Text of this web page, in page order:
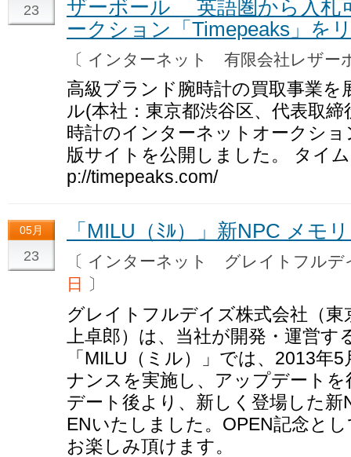
23
ザーボール 英語圏から入札
ークション「Timepeaks」を
〔 インターネット 有限会社レザ
高級ブランド腕時計の買取事業
ル(本社：東京都渋谷区、代表取
時計のインターネットオークシ
版サイトを公開しました。 タイ
p://timepeaks.com/
05月
23
「MILU（ﾐﾙ）」新NPC メモ
〔 インターネット グレイトフル
日
〕
グレイトフルデイズ株式会社（東
上卓郎）は、当社が開発・運営
「MILU（ミル）」では、2013年
ナンスを実施し、アップデート
デート後より、新しく登場した
ENいたしました。OPEN記念と
お楽しみ頂けます。